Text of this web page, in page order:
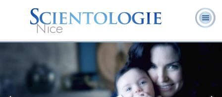
Nice
Qu’est-ce que la
Scientologie ?
Ministres
volontaires
Foire aux
questions